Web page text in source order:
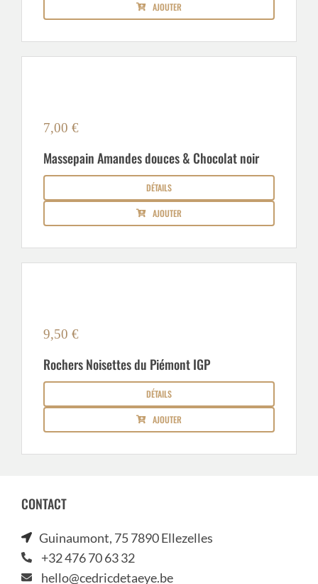
AJOUTER
7,00 €
Massepain Amandes douces & Chocolat noir
DÉTAILS
AJOUTER
9,50 €
Rochers Noisettes du Piémont IGP
DÉTAILS
AJOUTER
CONTACT
Guinaumont, 75 7890 Ellezelles
+32 476 70 63 32
hello@cedricdetaeye.be